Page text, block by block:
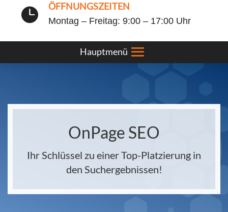
 ÖFFNUNGSZEITEN
Montag – Freitag: 9:00 – 17:00 Uhr
OnPage SEO
Ihr Schlüssel zu einer Top-Platzierung in
den Suchergebnissen!